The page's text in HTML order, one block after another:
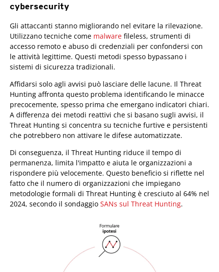
cybersecurity
Gli attaccanti stanno migliorando nel evitare la rilevazione.
Utilizzano tecniche come malware fileless, strumenti di
accesso remoto e abuso di credenziali per confondersi con
le attività legittime. Questi metodi spesso bypassano i
sistemi di sicurezza tradizionali.
Affidarsi solo agli avvisi può lasciare delle lacune. Il Threat
Hunting affronta questo problema identificando le minacce
precocemente, spesso prima che emergano indicatori chiari.
A differenza dei metodi reattivi che si basano sugli avvisi, il
Threat Hunting si concentra su tecniche furtive e persistenti
che potrebbero non attivare le difese automatizzate.
Di conseguenza, il Threat Hunting riduce il tempo di
permanenza, limita l'impatto e aiuta le organizzazioni a
rispondere più velocemente. Questo beneficio si riflette nel
fatto che il numero di organizzazioni che impiegano
metodologie formali di Threat Hunting è cresciuto al 64% nel
2024, secondo il sondaggio SANs sul Threat Hunting.